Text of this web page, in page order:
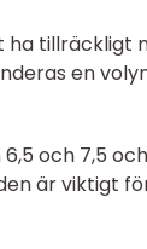
ha tillräckligt
en
och 7,5
är viktigt